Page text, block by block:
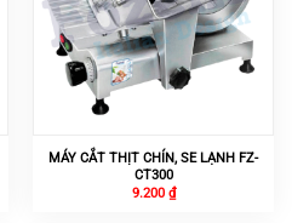
MÁY CẮT THỊT CHÍN, SE LẠNH FZ-
CT300
9.200 ₫